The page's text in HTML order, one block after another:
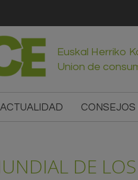
Euskal Herriko
Union de
ACTUALIDAD CONSEJOS
aquí
DE